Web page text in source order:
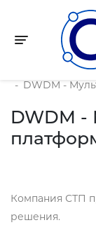
Toggle
- DWDM -
DWDM -
Компания СТП
решения.